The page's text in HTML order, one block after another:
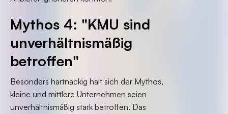
Mythos 4: "KMU sind
unverhältnismäßig
betroffen"
Besonders hartnäckig hält sich der Mythos,
kleine und mittlere Unternehmen seien
unverhältnismäßig stark betroffen. Das